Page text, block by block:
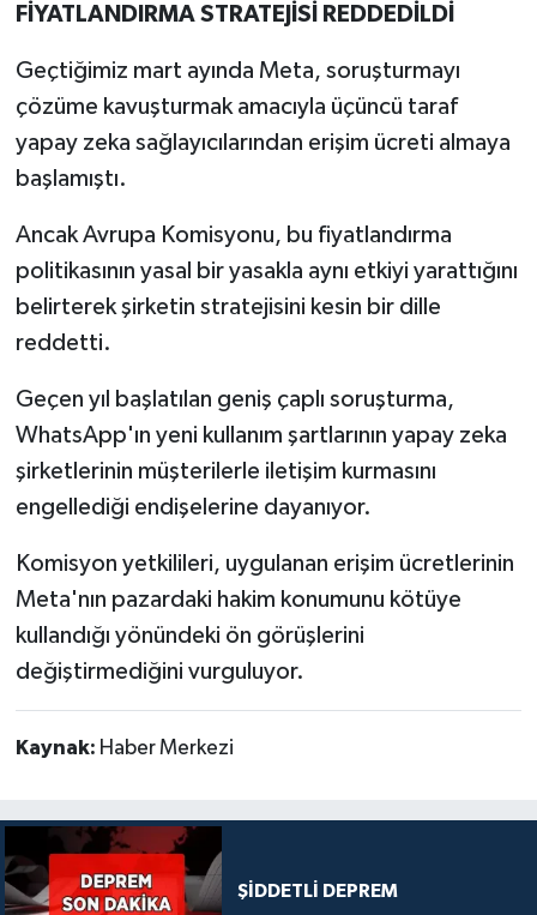
FİYATLANDIRMA STRATEJİSİ REDDEDİLDİ
Geçtiğimiz mart ayında Meta, soruşturmayı
çözüme kavuşturmak amacıyla üçüncü taraf
yapay zeka sağlayıcılarından erişim ücreti almaya
başlamıştı.
Ancak Avrupa Komisyonu, bu fiyatlandırma
politikasının yasal bir yasakla aynı etkiyi yarattığını
belirterek şirketin stratejisini kesin bir dille
reddetti.
Geçen yıl başlatılan geniş çaplı soruşturma,
WhatsApp'ın yeni kullanım şartlarının yapay zeka
şirketlerinin müşterilerle iletişim kurmasını
engellediği endişelerine dayanıyor.
Komisyon yetkilileri, uygulanan erişim ücretlerinin
Meta'nın pazardaki hakim konumunu kötüye
kullandığı yönündeki ön görüşlerini
değiştirmediğini vurguluyor.
Kaynak: Haber Merkezi
ŞİDDETLİ DEPREM